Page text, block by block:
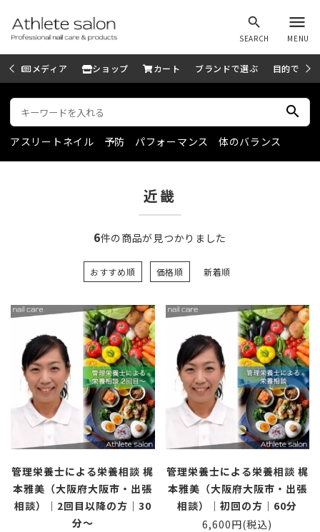
search
SEARCH
menu
MENU
メディア ショップ カート ブランドで選ぶ 目的で選ぶ
search
アスリートネイル 予防 パフォーマンス 体のバランス
近畿
6件の商品が見つかりました
おすすめ順 価格順 新着順
管理栄養士による栄養相談 梶
本雅美（大阪府大阪市・出張
相談）｜2回目以降の方｜30
分〜
管理栄養士による栄養相談 梶
本雅美（大阪府大阪市・出張
相談）｜初回の方｜60分
6,600円(税込)